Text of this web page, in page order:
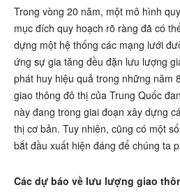
Trong vòng 20 năm, một mô hình
mục đích quy hoạch rõ ràng đã có
dựng một hệ thống các mạng lưới
ứng sự gia tăng đều đặn lưu lượng
phát huy hiệu quả trong những năm
giao thông đô thị của Trung Quốc
này đang trong giai đoạn xây dựng
thị cơ bản. Tuy nhiên, cũng có một
bắt đầu xuất hiện đáng để chúng ta
Các dự báo về lưu lượng giao